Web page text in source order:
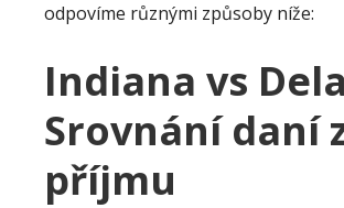
odpovíme různými způsoby níže:
Indiana vs
Srovnání daní
příjmu